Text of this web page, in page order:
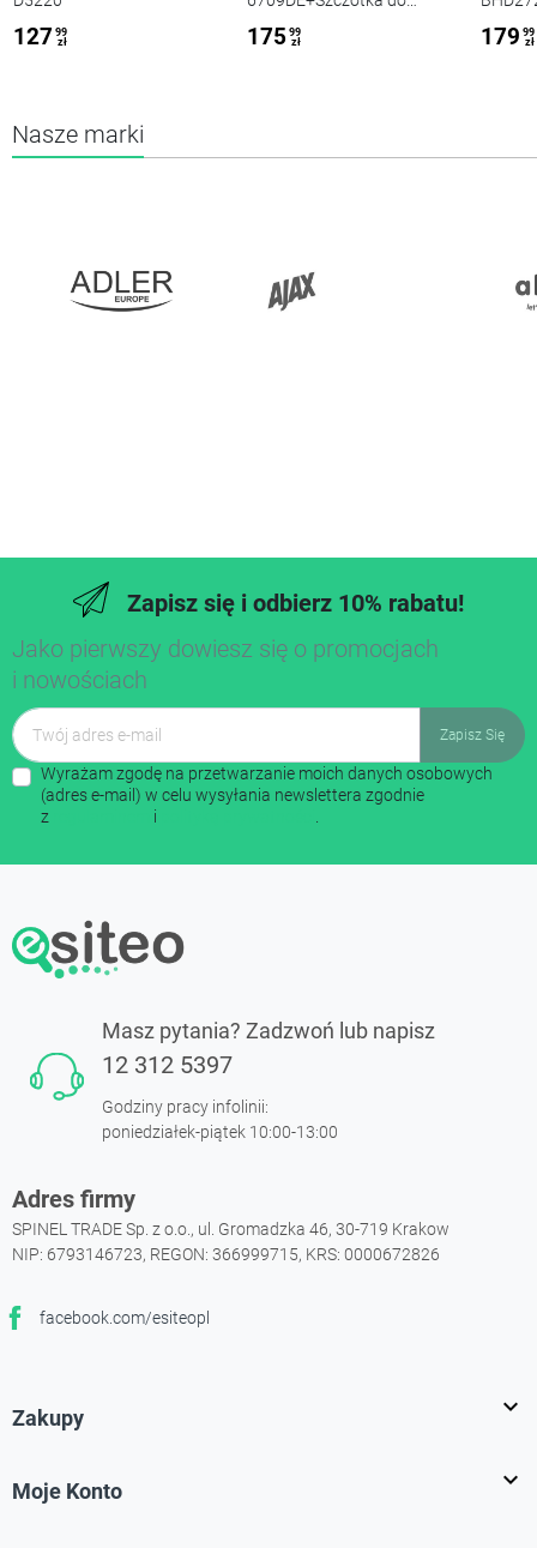
127 99
zł
175 99
zł
179 99
zł
Nasze marki
Zapisz się i odbierz 10% rabatu!
Jako pierwszy dowiesz się o promocjach
i nowościach
Wyrażam zgodę na przetwarzanie moich danych osobowych
(adres e-mail) w celu wysyłania newslettera zgodnie
z
i
Masz pytania? Zadzwoń lub napisz
12 312 5397
Godziny pracy infolinii:
poniedziałek-piątek 10:00-13:00
Adres firmy
SPINEL TRADE Sp. z o.o., ul. Gromadzka 46, 30-719 Krakow
NIP: 6793146723, REGON: 366999715, KRS: 0000672826
facebook.com/esiteopl
Facebook
Zakupy 
Moje Konto 